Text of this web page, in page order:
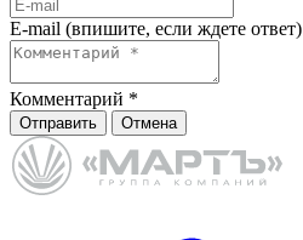
E-mail (впишите, если ждете ответ)
Комментарий *
Отправить Отмена